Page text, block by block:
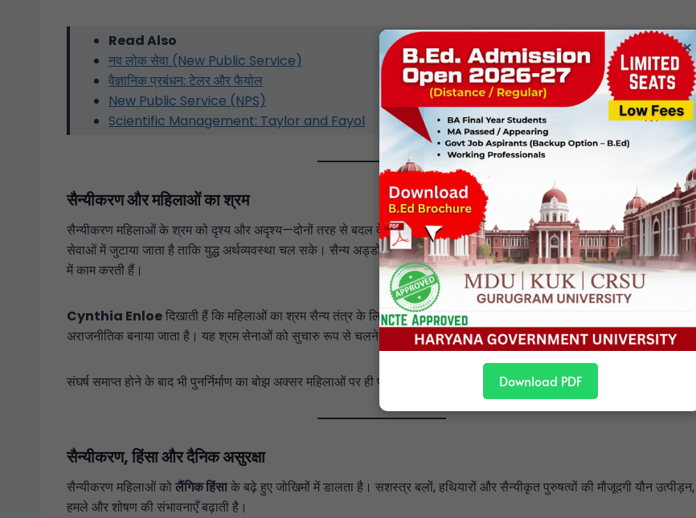
Read Also
नव लोक सेवा (New Public Service)
वैज्ञानिक प्रबंधन: टेलर और फैयोल
New Public Service (NPS)
Scientific Management: Taylor and Fayol
सैन्यीकरण और महिलाओं का श्रम
सैन्यीकरण महिलाओं के श्रम को दृश्य और अदृश्य—दोनों तरह से बदल देता है। युद्धकाल में महिलाओं को कारखानों, अस्पतालों और सहायक
सेवाओं में जुटाया जाता है ताकि युद्ध अर्थव्यवस्था चल सके। सैन्य अड्डों और संघर्ष क्षेत्रों में महिलाएँ घरेलू कामगार, नर्स या सेवा-प्रदाता के रूप
में काम करती हैं।
Cynthia Enloeदिखाती हैं कि महिलाओं का श्रम सैन्य तंत्र के लिए अनिवार्य है, फिर भी उसे व्यवस्थित रूप से कमतर आँका और
अराजनीतिक बनाया जाता है। यह श्रम सेनाओं को सुचारु रूप से चलने देता है, पर सुरक्षा की आधिकारिक कथाओं से बाहर रहता है।
संघर्ष समाप्त होने के बाद भी पुनर्निर्माण का बोझ अक्सर महिलाओं पर ही पड़ता है—बिना पर्याप्त मान्यता या संसाधनों के।
सैन्यीकरण, हिंसा और दैनिक असुरक्षा
सैन्यीकरण महिलाओं कोलैंगिक हिंसाके बढ़े हुए जोखिमों में डालता है। सशस्त्र बलों, हथियारों और सैन्यीकृत पुरुषत्वों की मौजूदगी यौन उत्पीड़न,
हमले और शोषण की संभावनाएँ बढ़ाती है।
×
Download PDF